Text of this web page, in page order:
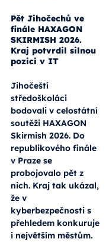
Pět Jihočechů ve
finále HAXAGON
SKIRMISH 2026.
Kraj potvrdil silnou
pozici v IT
Jihočeští
středoškoláci
bodovali v celostátní
soutěži HAXAGON
Skirmish 2026. Do
republikového finále
v Praze se
probojovalo pět z
nich. Kraj tak ukázal,
že v
kyberbezpečnosti s
přehledem konkuruje
i největším městům.